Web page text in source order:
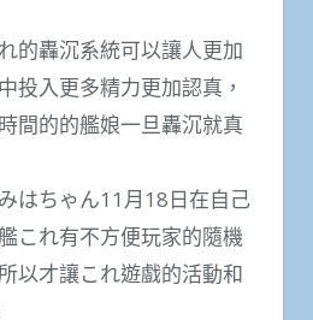
的轟沉系統可以讓人更加
投入更多精力更加認真，
間的的艦娘一旦轟沉就真
はちゃん11月18日在自己
これ有不方便玩家的隨機
以才讓これ遊戲的活動和